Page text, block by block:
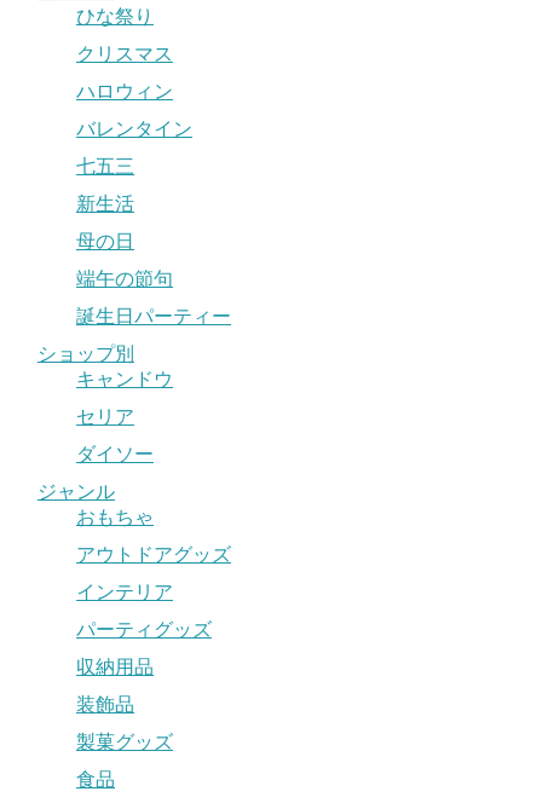
ひな祭り
クリスマス
ハロウィン
バレンタイン
七五三
新生活
母の日
端午の節句
誕生日パーティー
ショップ別
キャンドウ
セリア
ダイソー
ジャンル
おもちゃ
アウトドアグッズ
インテリア
パーティグッズ
収納用品
装飾品
製菓グッズ
食品